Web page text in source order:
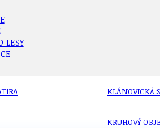
KLÁNOVICKÁ
KRUHOVÝ
sv. Kříže v Kolodějích, foto ON
LESY